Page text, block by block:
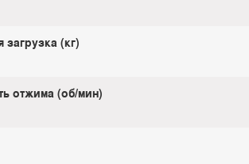
(кг)
отжима (об/мин)